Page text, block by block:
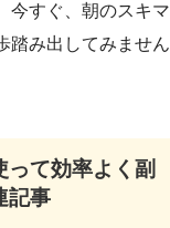
今すぐ、朝のスキマ
踏み出してみません
て効率よく副
記事